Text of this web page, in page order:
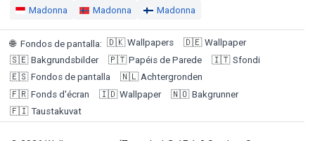
Madonna
Madonna Madonna
🌐 Fondos de pantalla: 🇩🇰 Wallpapers 🇩🇪 Wallpaper
🇸🇪 Bakgrundsbilder 🇵🇹 Papéis de Parede 🇮🇹 Sfondi
🇪🇸 Fondos de pantalla 🇳🇱 Achtergronden
🇫🇷 Fonds d'écran 🇮🇩 Wallpaper 🇳🇴 Bakgrunner
🇫🇮 Taustakuvat